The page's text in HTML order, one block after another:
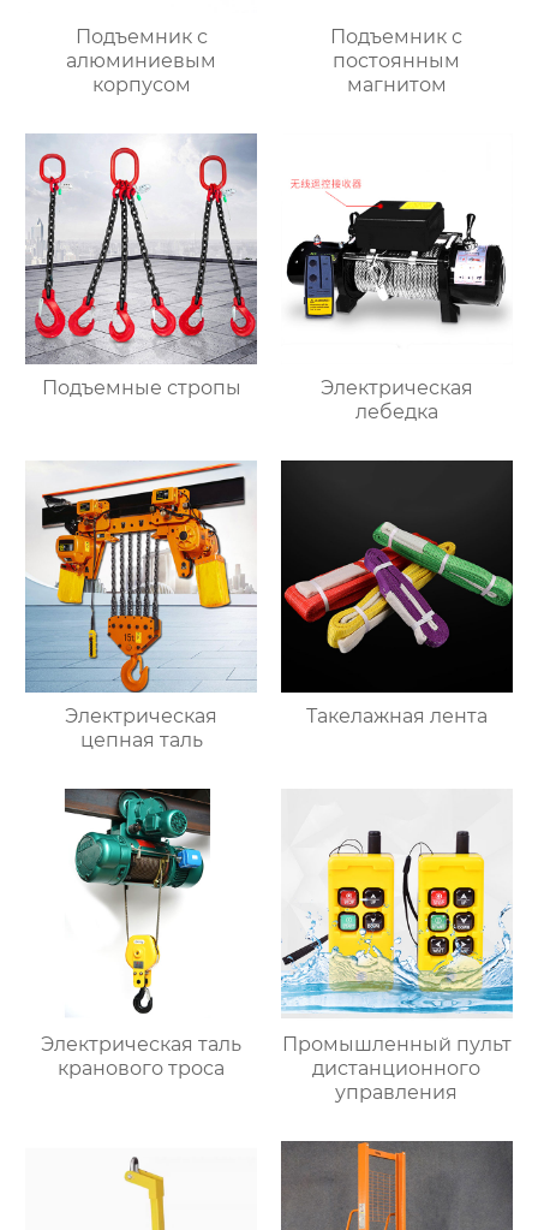
Подъемник с
алюминиевым
корпусом
Подъемник с
постоянным
магнитом
Подъемные стропы
Электрическая
лебедка
Электрическая
цепная таль
Такелажная лента
Электрическая таль
кранового троса
Промышленный пульт
дистанционного
управления